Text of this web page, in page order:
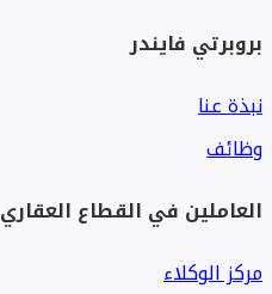
بروبرتي فايندر
نبذة عنا
وظائف
العاملين في القطاع العقاري
مركز الوكلاء